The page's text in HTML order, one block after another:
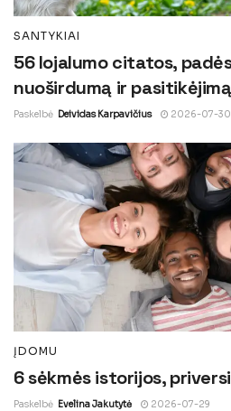
SANTYKIAI
56 lojalumo citatos,
nuoširdumą ir pasitikėjimą
Paskelbė Deividas Karpavičius 2026-07-30
ĮDOMU
6 sėkmės istorijos,
Paskelbė Evelina Jakutytė 2026-07-29